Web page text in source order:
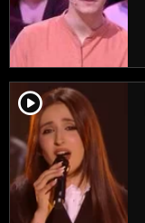
player2